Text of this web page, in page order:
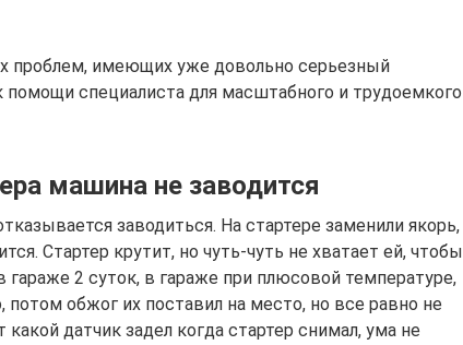
проблем, имеющих уже довольно серьезный
помощи специалиста для масштабного и трудоемкого
машина не заводится
заводиться. На стартере заменили якорь,
Стартер крутит, но чуть-чуть не хватает ей, чтобы
2 суток, в гараже при плюсовой температуре,
потом обжог их поставил на место, но все равно не
датчик задел когда стартер снимал, ума не